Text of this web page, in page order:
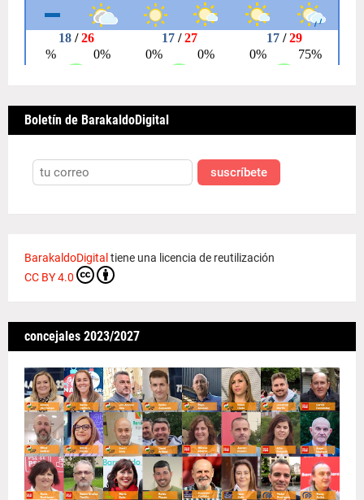
Boletín de BarakaldoDigital
suscríbete
BarakaldoDigital tiene una licencia de reutilización
CC BY 4.0
concejales 2023/2027